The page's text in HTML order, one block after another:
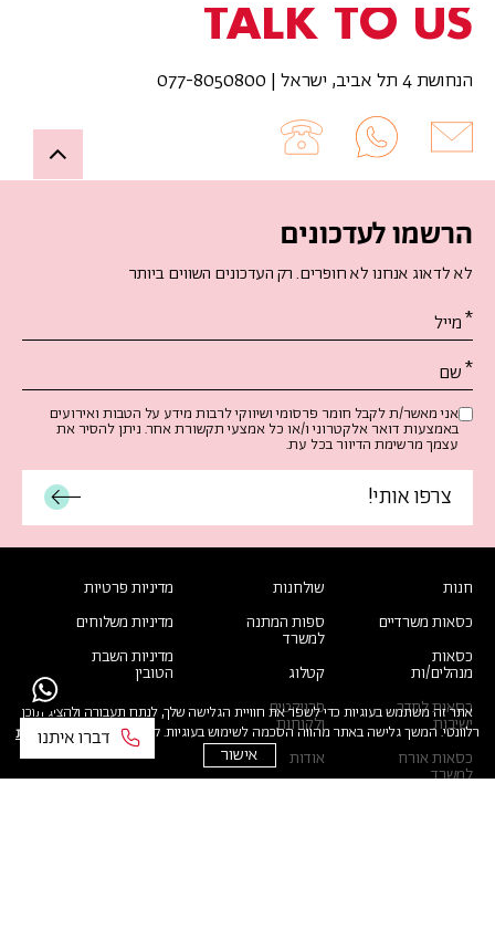
אתר זה משתמש בעוגיות כדי לשפר את חוויית הגלישה שלך, לנתח תעבורה ולהציג תוכן
רלוונטי. המשך גלישה באתר מהווה הסכמה לשימוש בעוגיות. קרא עוד במדיניות הפרטיות
אישור
TALK TO US
הנחושת 4 תל אביב, ישראל | 077-8050800
Up
הרשמו לעדכונים
לא לדאוג אנחנו לא חופרים. רק העדכונים השווים ביותר
אנא
מלאו
את
טופס
-
הרשמו
לעדכונים
אני מאשר/ת לקבל חומר פרסומי ושיווקי לרבות מידע על הטבות ואירועים
באמצעות דואר אלקטרוני ו/או כל אמצעי תקשורת אחר. ניתן להסיר את
עצמך מרשימת הדיוור בכל עת.
חנות
כסאות משרדיים
כסאות
מנהלים/ות
כסאות לחדר
ישיבות
כסאות אורח
למשרד
שולחנות
ספות המתנה
למשרד
קטלוג
פרויקטים
ולקוחות
אודות
מדיניות פרטיות
מדיניות משלוחים
מדיניות השבת
הטובין